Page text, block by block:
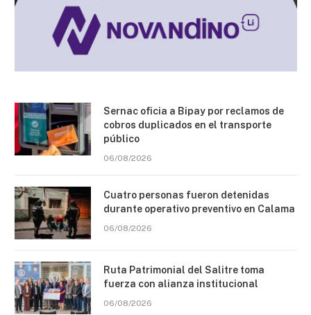
Sernac oficia a Bipay por reclamos de
cobros duplicados en el transporte
público
06/08/2026
Cuatro personas fueron detenidas
durante operativo preventivo en Calama
06/08/2026
Ruta Patrimonial del Salitre toma
fuerza con alianza institucional
06/08/2026